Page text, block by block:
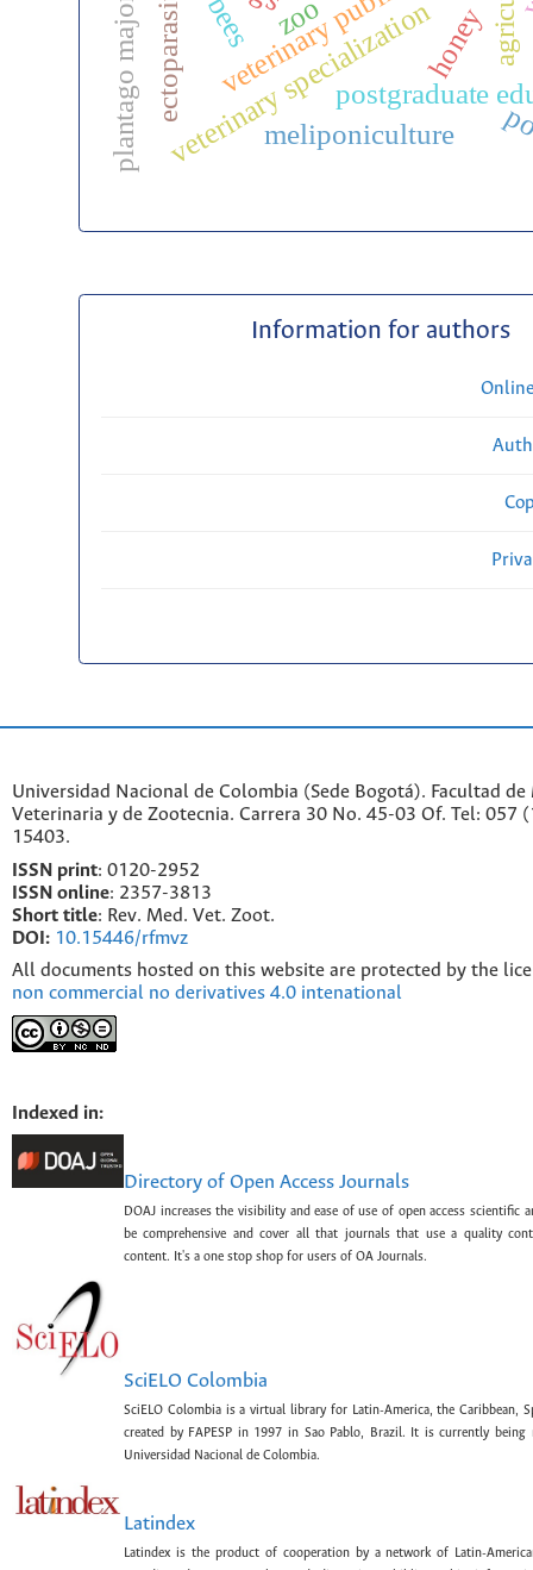
veterinary specialization
postgraduate
meliponiculture
ectoparasites zoo honey
plantago major
Information for authors
Universidad Nacional de Colombia (Sede Bogotá). Facultad de
Veterinaria y de Zootecnia. Carrera 30 No. 45-03 Of. Tel: 057
15403.
ISSN print: 0120-2952
SSN online: 2357-3813
Short title: Rev. Med. Vet. Zoot.
DOI: 10.15446/rfmvz
All documents hosted on this website are protected by the
non commercial no derivatives 4.0 intenational
Indexed in:
Directory of Open Access Journals
DOAJ increases the visibility and ease of use of open access scientific
be comprehensive and cover all that journals that use a quality
content. It's a one stop shop for users of OA Journals.
SciELO Colombia
SciELO Colombia is a virtual library for Latin-America, the Caribbean,
created by FAPESP in 1997 in Sao Pablo, Brazil. It is currently being
Universidad Nacional de Colombia.
Latindex
Latindex is the product of cooperation by a network of Latin-